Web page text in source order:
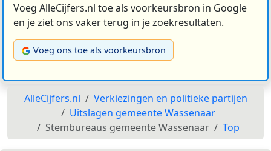
Voeg AlleCijfers.nl toe als voorkeursbron in Google
en je ziet ons vaker terug in je zoekresultaten.
Voeg ons toe als voorkeursbron
AlleCijfers.nl
Verkiezingen en politieke partijen
Uitslagen gemeente Wassenaar
Stembureaus gemeente Wassenaar
Top